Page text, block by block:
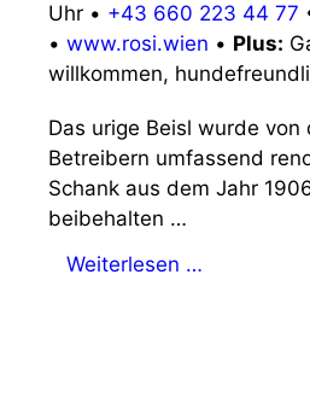
Uhr • +43 660 223 44 77
• www.rosi.wien • Plus:
willkommen,
Das urige Beisl wurde von
Betreibern umfassend
Schank aus dem Jahr
beibehalten …
Weiterlesen …